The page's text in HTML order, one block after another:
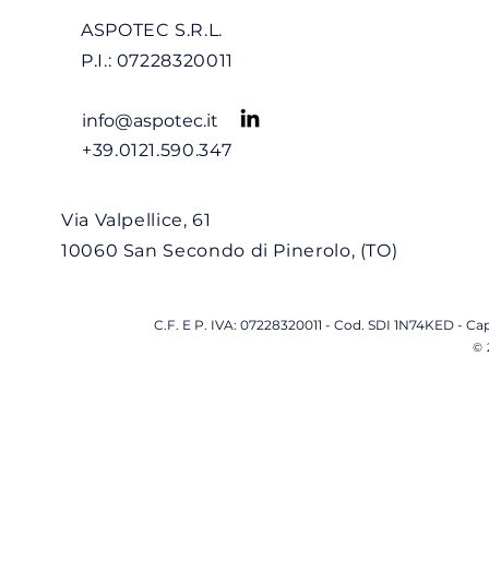
ASPOTEC S.R.L.
P.I.: 07228320011
info@aspotec.it
+39.0121.590.347
Via Valpellice, 61
10060 San Secondo di Pinerolo, (TO)
C.F. E P. IVA: 07228320011 - Cod. SDI 1N74KED -
©